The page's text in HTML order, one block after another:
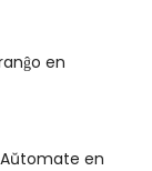
en
Aŭtomate en